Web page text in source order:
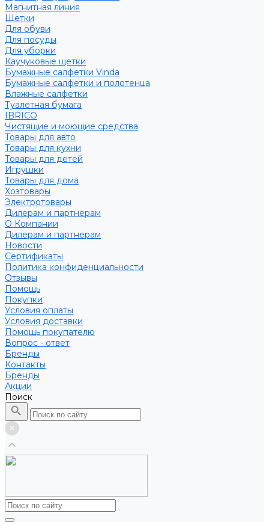
Магнитная линия
Щетки
Для обуви
Для посуды
Для уборки
Каучуковые щетки
Бумажные салфетки Vinda
Бумажные салфетки и полотенца
Влажные салфетки
Туалетная бумага
IBRICO
Чистящие и моющие средства
Товары для авто
Товары для кухни
Товары для детей
Игрушки
Товары для дома
Хозтовары
Электротовары
Дилерам и партнерам
О Компании
Дилерам и партнерам
Новости
Сертификаты
Политика конфиденциальности
Отзывы
Помощь
Покупки
Условия оплаты
Условия доставки
Помощь покупателю
Вопрос - ответ
Бренды
Контакты
Бренды
Акции
Поиск